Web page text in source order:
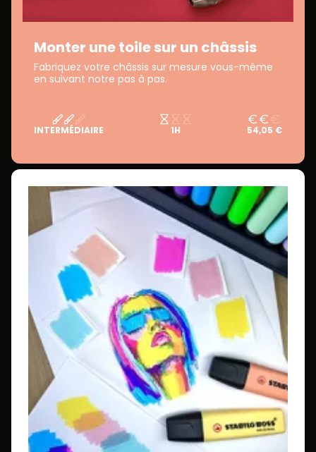
Monter une toile sur un châssis
Fabriquez votre châssis sur mesure vous-même
en suivant notre pas à pas.
INTERMÉDIAIRE 1H 54,05 €